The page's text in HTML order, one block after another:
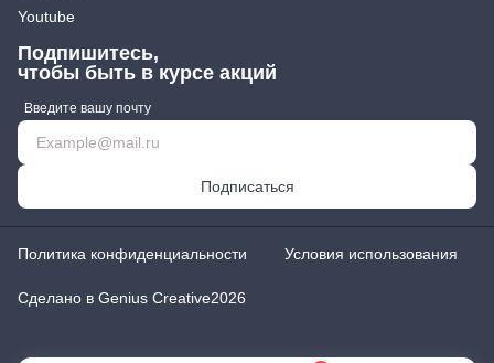
Youtube
Подпишитесь,
чтобы быть в курсе акций
Введите вашу почту
Подписаться
Политика конфиденциальности Условия использования
Сделано в Genius Creative2026